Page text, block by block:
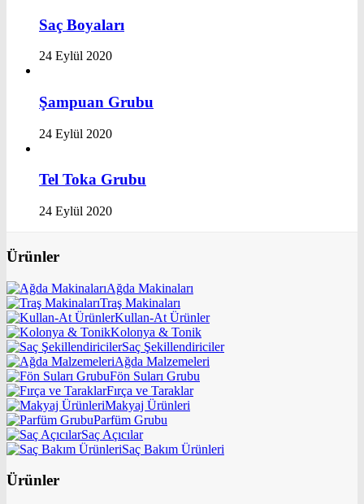
Saç Boyaları
24 Eylül 2020
Şampuan Grubu
24 Eylül 2020
Tel Toka Grubu
24 Eylül 2020
Ürünler
Ağda Makinaları
Traş Makinaları
Kullan-At Ürünler
Kolonya & Tonik
Saç Şekillendiriciler
Ağda Malzemeleri
Fön Suları Grubu
Fırça ve Taraklar
Makyaj Ürünleri
Parfüm Grubu
Saç Açıcılar
Saç Bakım Ürünleri
Ürünler